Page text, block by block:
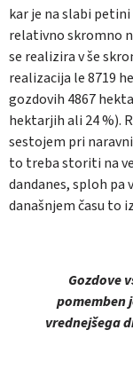
kar je na slabi
relativno skromno
se realizira v še
realizacija le 8719
gozdovih 4867
hektarjih ali 24 %).
sestojem pri
to treba storiti na
dandanes, sploh pa
današnjem času to
Gozdove
pomemben
vrednejšega